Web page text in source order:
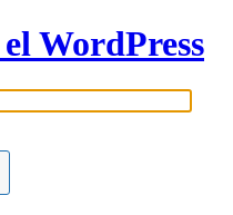
WordPress